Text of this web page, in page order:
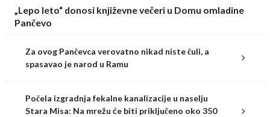
„Lepo leto“ donosi književne večeri u Domu omladine
Pančevo
Za ovog Pančevca verovatno nikad niste čuli, a
spasavao je narod u Ramu
Počela izgradnja fekalne kanalizacije u naselju
Stara Misa: Na mrežu će biti priključeno oko 350